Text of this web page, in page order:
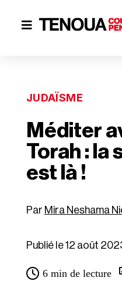

JUDAÏSME
Méditer
Torah : la
est là !
Mira Neshama
Publié le 12 août
6 min de lecture